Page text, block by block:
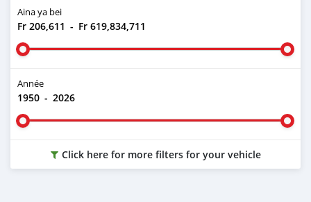
Aina ya bei
Fr 206,611 - Fr 619,834,711
Année
1950 - 2026
Click here for more filters for your vehicle